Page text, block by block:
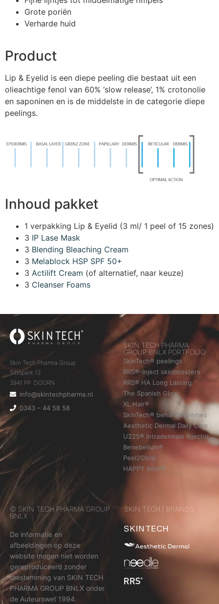
Grote poriën
Verharde huid
Product
Lip & Eyelid is een diepe peeling die bestaat uit een
olieachtige fenol van 60% ‘slow release’, 1% crotonolie
en saponinen en is de middelste in de categorie diepe
peelings.
Inhoud pakket
1 verpakking Lip & Eyelid (3 ml/ 1 peel of 15 zones)
3 IP Lase Mask
3 Blending Bleaching Cream
3 Melablock HSP SPF 50+
3 Actilift Cream (of alternatief, naar keuze)
3 Cleanser Foams
Skin Tech Pharma Group
Sitiopark 13
3941 PP DOORN
info@skintechpharma.nl
0343 – 44 58 58
SKIN TECH PHARMA
GROUP BNLX PORTFOLIO
SkinTech® peelings
RRS®-Inject skinboosters
RRS® HA Long Lasting
The Spanish Glow
XL Hair®
SkinTech® behandelcrèmes
Aesthetic Dermal Daily Care
U225® intradermale injector
Benebellum®
Peel2Glow
HAPPY Intim®
© SKIN TECH PHARMA GROUP
BNLX
De informatie en
afbeeldingen op deze
website mogen niet worden
gereproduceerd zonder
toestemming van SKIN TECH
PHARMA GROUP BNLX onder
de Auteurswet 1994.
SKIN TECH | BRANDS